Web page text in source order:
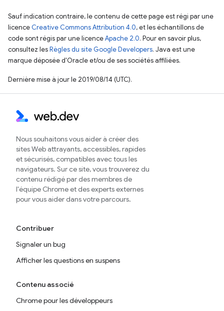
Sauf indication contraire, le contenu de cette page est régi par une
licence Creative Commons Attribution 4.0, et les échantillons de
code sont régis par une licenceApache 2.0. Pour en savoir plus,
consultez lesRègles du site Google Developers. Java est une
marque déposée d'Oracle et/ou de ses sociétés affiliées.
Dernière mise à jour le 2019/08/14 (UTC).
Nous souhaitons vous aider à créer des
sites Web attrayants, accessibles, rapides
et sécurisés, compatibles avec tous les
navigateurs. Sur ce site, vous trouverez du
contenu rédigé par des membres de
l'équipe Chrome et des experts externes
pour vous aider dans votre parcours.
Contribuer
Signaler un bug
Afficher les questions en suspens
Contenu associé
Chrome pour les développeurs